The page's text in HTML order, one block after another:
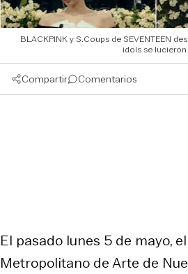
BLACKPINK y S.Coups de SEVENTEEN
idols se
Compartir Comentarios
El pasado lunes 5 de mayo,
Metropolitano de Arte de